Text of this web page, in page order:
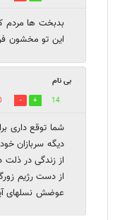
بدبخت ها مردم
این تو مخشون
بی نام
14
شما توقع داری
دیگه سربازان
از زندگی در
از دست رژیم
عوضش نسلهای